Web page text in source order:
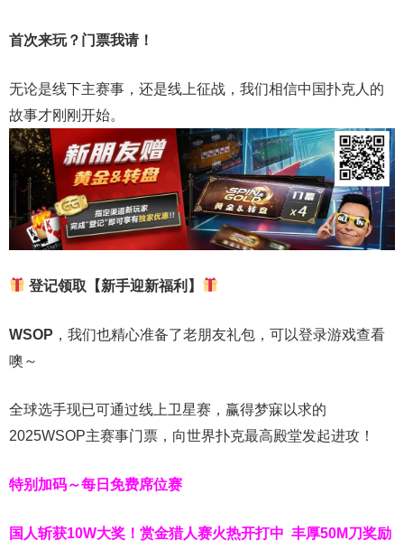
首次来玩？门票我请！
无论是线下主赛事，还是线上征战，我们相信中国扑克人的
故事才刚刚开始。
登记领取【新手迎新福利】
WSOP ，我们也精心准备了老朋友礼包，可以登录游戏查看
噢～
全球选手现已可通过线上卫星赛，赢得梦寐以求的
2025WSOP主赛事门票，向世界扑克最高殿堂发起进攻！
特别加码～每日免费席位赛
国人斩获10W大奖！ 赏金猎人赛火热开打中 丰厚50M刀奖励